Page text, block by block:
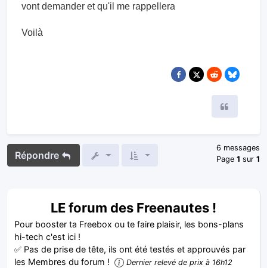
vont demander et qu'il me rappellera
Voilà
Répondre
6 messages
Page 1 sur 1
LE forum des Freenautes !
Pour booster ta Freebox ou te faire plaisir, les bons-plans
hi-tech c'est ici !
✅ Pas de prise de tête, ils ont été testés et approuvés par
les Membres du forum !
Dernier relevé de prix à 16h12